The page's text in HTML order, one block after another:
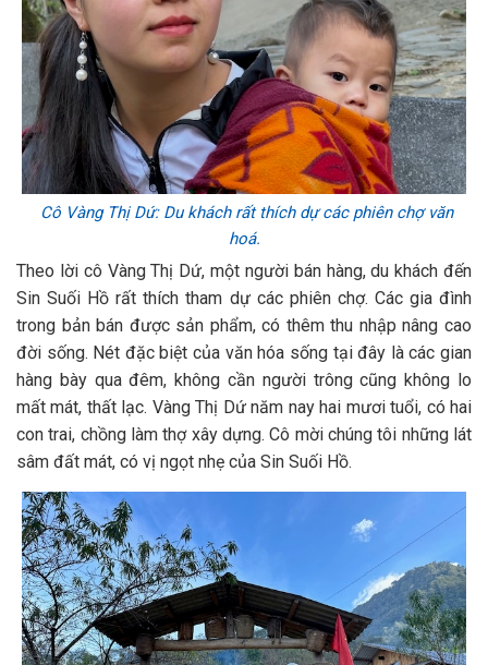
Cô Vàng Thị Dứ: Du khách rất thích dự các phiên chợ văn
hoá.
Theo lời cô Vàng Thị Dứ, một người bán hàng, du khách đến
Sin Suối Hồ rất thích tham dự các phiên chợ. Các gia đình
trong bản bán được sản phẩm, có thêm thu nhập nâng cao
đời sống. Nét đặc biệt của văn hóa sống tại đây là các gian
hàng bày qua đêm, không cần người trông cũng không lo
mất mát, thất lạc. Vàng Thị Dứ năm nay hai mươi tuổi, có hai
con trai, chồng làm thợ xây dựng. Cô mời chúng tôi những lát
sâm đất mát, có vị ngọt nhẹ của Sin Suối Hồ.